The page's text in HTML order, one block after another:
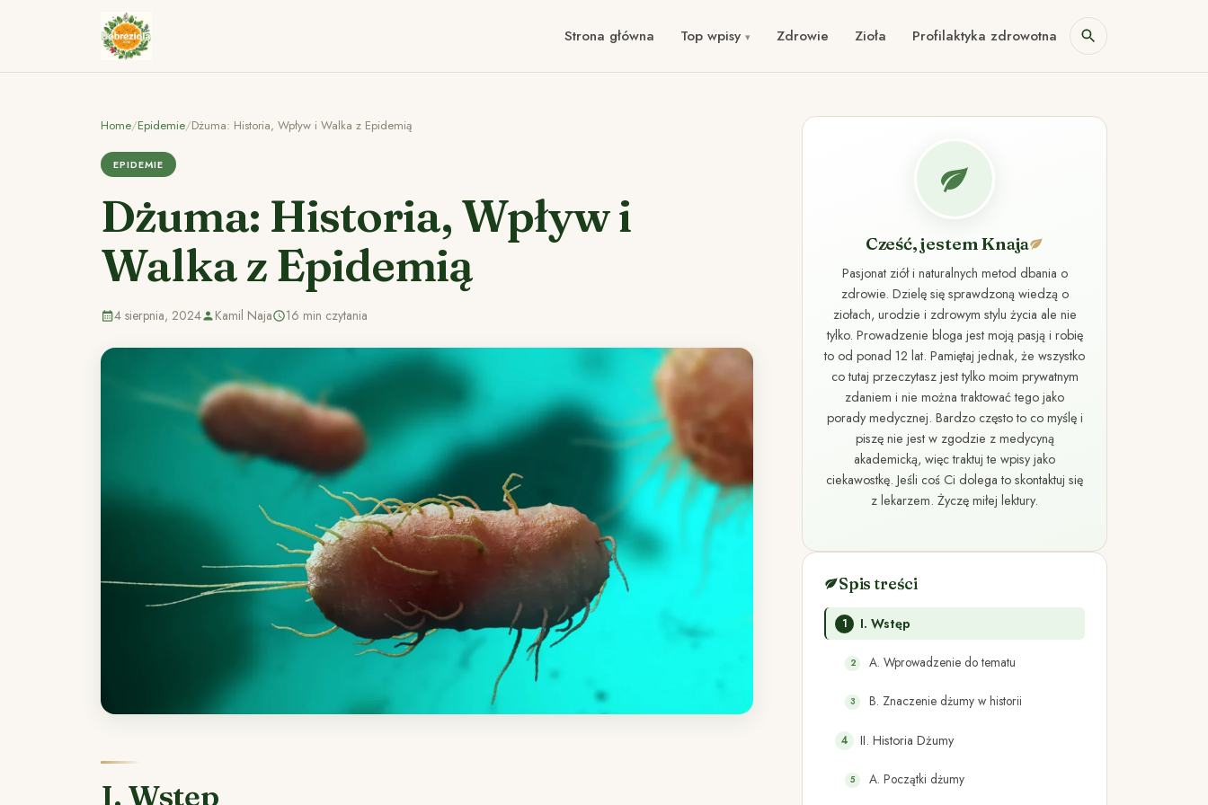
Strona główna Top wpisy Zdrowie Zioła Profilaktyka zdrowotna
Home/Epidemie/Dżuma: Historia, Wpływ i Walka z Epidemią
EPIDEMIE
Dżuma: Historia, Wpływ i
Walka z Epidemią
4 sierpnia, 2024 Kamil Naja 16 min czytania
I. Wstęp
Cześć, jestem Knaja
Pasjonat ziół i naturalnych metod dbania o
zdrowie. Dzielę się sprawdzoną wiedzą o
ziołach, urodzie i zdrowym stylu życia ale nie
tylko. Prowadzenie bloga jest moją pasją i robię
to od ponad 12 lat. Pamiętaj jednak, że wszystko
co tutaj przeczytasz jest tylko moim prywatnym
zdaniem i nie można traktować tego jako
porady medycznej. Bardzo często to co myślę i
piszę nie jest w zgodzie z medycyną
akademicką, więc traktuj te wpisy jako
ciekawostkę. Jeśli coś Ci dolega to skontaktuj się
z lekarzem. Życzę miłej lektury.
Spis treści
I. Wstęp
A. Wprowadzenie do tematu
B. Znaczenie dżumy w historii
II. Historia Dżumy
A. Początki dżumy